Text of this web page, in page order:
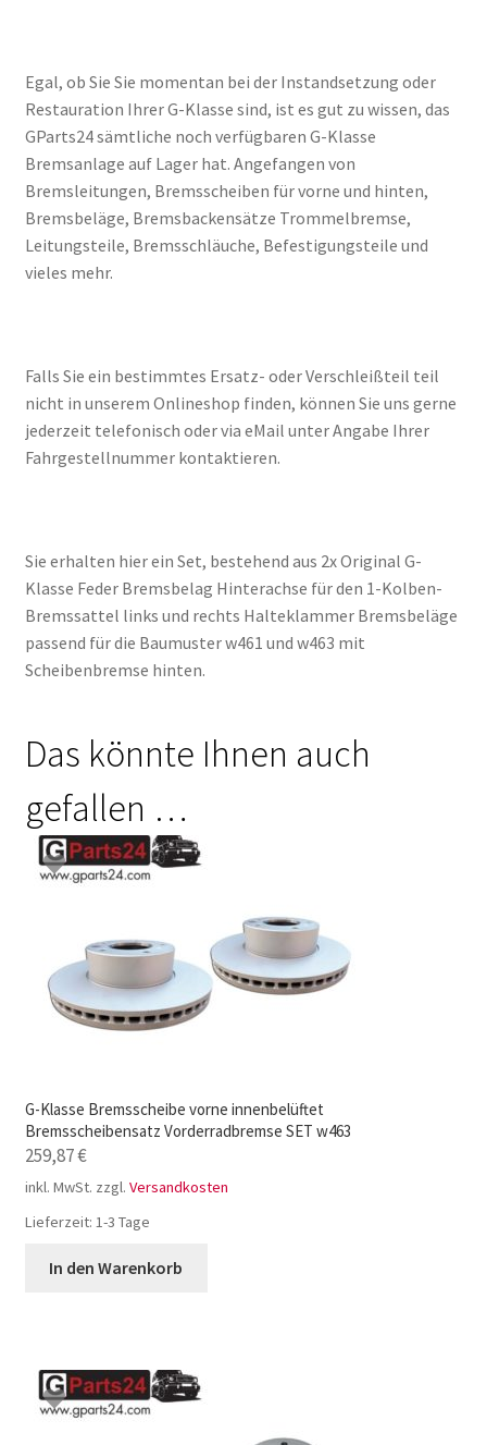
Egal, ob Sie Sie momentan bei der Instandsetzung oder
Restauration Ihrer G-Klasse sind, ist es gut zu wissen, das
GParts24 sämtliche noch verfügbaren G-Klasse
Bremsanlage auf Lager hat. Angefangen von
Bremsleitungen, Bremsscheiben für vorne und hinten,
Bremsbeläge, Bremsbackensätze Trommelbremse,
Leitungsteile, Bremsschläuche, Befestigungsteile und
vieles mehr.
Falls Sie ein bestimmtes Ersatz- oder Verschleißteil teil
nicht in unserem Onlineshop finden, können Sie uns gerne
jederzeit telefonisch oder via eMail unter Angabe Ihrer
Fahrgestellnummer kontaktieren.
Sie erhalten hier ein Set, bestehend aus 2x Original G-
Klasse Feder Bremsbelag Hinterachse für den 1-Kolben-
Bremssattel links und rechts Halteklammer Bremsbeläge
passend für die Baumuster w461 und w463 mit
Scheibenbremse hinten.
Das könnte Ihnen auch
gefallen …
G-Klasse Bremsscheibe vorne innenbelüftet
Bremsscheibensatz Vorderradbremse SET w463
259,87€
inkl. MwSt. zzgl. Versandkosten
Lieferzeit: 1-3 Tage
In den Warenkorb